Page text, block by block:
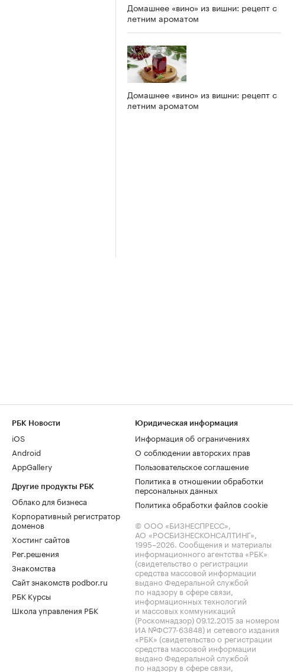
Домашнее «вино» из вишни: рецепт с
летним ароматом
Домашнее «вино» из вишни: рецепт с
летним ароматом
РБК Новости
iOS
Android
AppGallery
Другие продукты РБК
Облако для бизнеса
Корпоративный регистратор
доменов
Хостинг сайтов
Рег.решения
Знакомства
Сайт знакомств podbor.ru
РБК Курсы
Школа управления РБК
Юридическая информация
Информация об ограничениях
О соблюдении авторских прав
Пользовательское соглашение
Политика в отношении обработки
персональных данных
Политика обработки файлов cookie
© ООО «БИЗНЕСПРЕСС»,
АО «РОСБИЗНЕСКОНСАЛТИНГ»,
1995–2026. Сообщения и материалы
информационного агентства «РБК»
(свидетельство о регистрации
средства массовой информации
выдано Федеральной службой
по надзору в сфере связи,
информационных технологий
и массовых коммуникаций
(Роскомнадзор) 09.12.2015 за номером
ИА №ФС77-63848) и сетевого издания
«РБК» (свидетельство о регистрации
средства массовой информации
выдано Федеральной службой
по надзору в сфере связи,